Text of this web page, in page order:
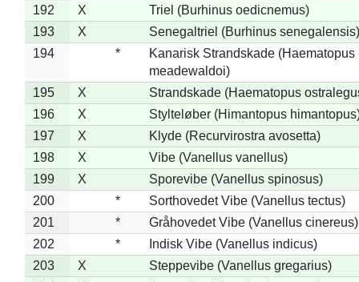
192
X
Triel (Burhinus oedicnemus)
193
X
Senegaltriel (Burhinus senegalensis)
194
*
Kanarisk Strandskade (Haematopus
meadewaldoi)
195
X
Strandskade (Haematopus
196
X
Stylteløber (Himantopus
197
X
Klyde (Recurvirostra avosetta)
198
X
Vibe (Vanellus vanellus)
199
X
Sporevibe (Vanellus spinosus)
200
*
Sorthovedet Vibe (Vanellus tectus)
201
*
Gråhovedet Vibe (Vanellus cinereus)
202
*
Indisk Vibe (Vanellus indicus)
203
X
Steppevibe (Vanellus gregarius)